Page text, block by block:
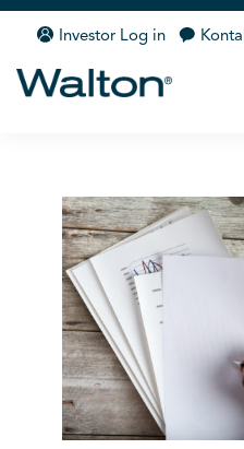
Investor Log in